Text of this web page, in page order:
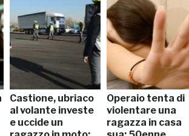
Castione, ubriaco
al volante investe
e uccide un
Operaio tenta di
violentare una
ragazza in casa